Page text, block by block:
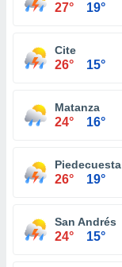
27° 19°
Cite
26° 15°
Matanza
24° 16°
Piedecuesta
26° 19°
San Andrés
24° 15°